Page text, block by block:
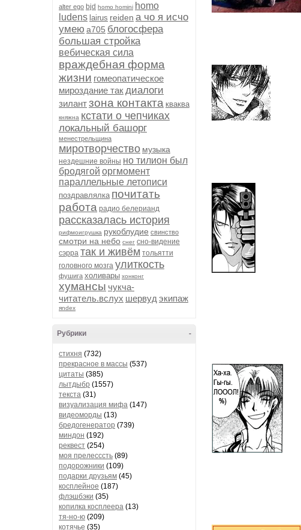
alter ego bjd homo homini homo
ludens lairus reiden а чо я исчо
умею а705 блогосфера
большая стройка
вебическая сила
враждебная форма
жизни гомеопатическое
мироздание такдиалоги
зилантзона контакта кваква
княжна кстати о чепчиках
локальный башорг
менестрельщина
миротворчество музыка
нездешние войны но тилион был
бродягой оргмомент
параллельные летописи
поздравлялка почитать
работа радио белерианд
рассказалась история
рифмоигрушка рукоблудие свинство
смотри на небо снег сно-видение
сэрра так и живём тольятти
головного мозга улиткость
фушига холивары хонконг
хумансы чукча-
читатель.вслух шервуд экипаж
яndex
-
Рубрики
стихня (732)
прекрасное в массы (537)
цитаты (385)
лытдыбр (1557)
текста (31)
визуализация мифа (147)
видеоморды (13)
бредогенератор (739)
миндон (192)
реквест (254)
моя прелесссть (89)
подорожники (109)
подарки друзьям (45)
косплейное (187)
флэшбэки (35)
копилка косплеера (13)
тя-но-ю (209)
котячье (35)